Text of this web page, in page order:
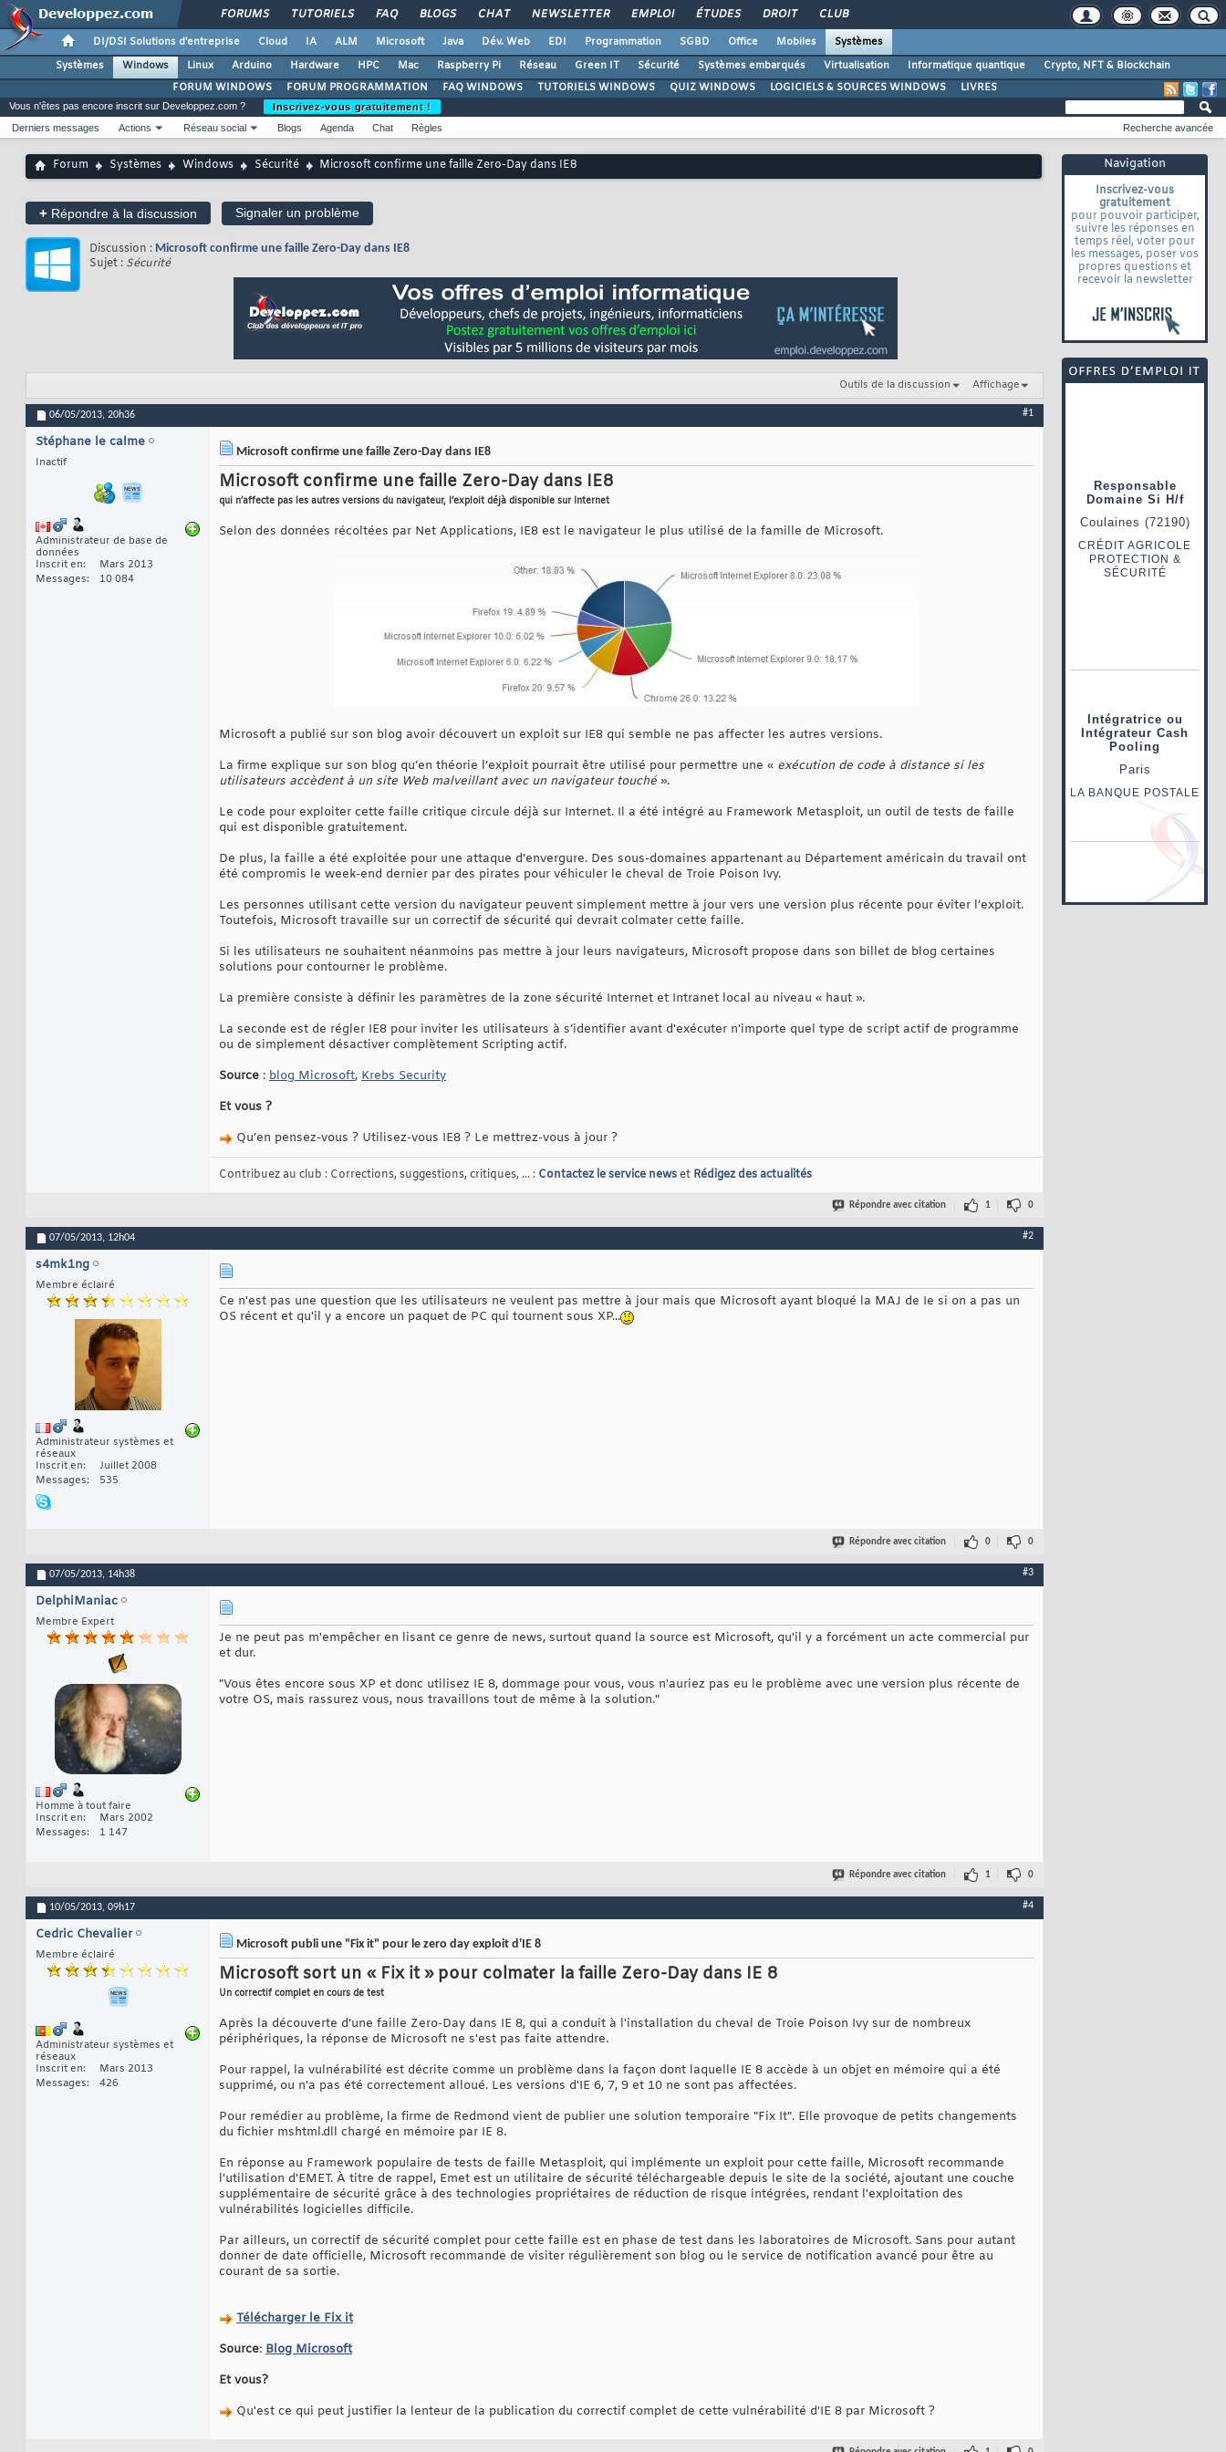
FORUMS TUTORIELS FAQ BLOGS CHAT NEWSLETTER EMPLOI ÉTUDES DROIT CLUB
DI/DSI Solutions d'entreprise Cloud IA ALM Microsoft Java Dév. Web EDI Programmation SGBD Office Mobiles
Systèmes
Systèmes
Windows Linux Arduino Hardware HPC Mac Raspberry Pi Réseau Green IT Sécurité Systèmes embarqués Virtualisation Informatique quantique
Crypto, NFT & Blockchain
FORUM WINDOWS
FORUM PROGRAMMATION FAQ WINDOWS TUTORIELS WINDOWS QUIZ WINDOWS LOGICIELS & SOURCES WINDOWS LIVRES
Navigation
Inscrivez-vous
gratuitement
pour pouvoir participer,
suivre les réponses en
temps réel, voter pour
les messages, poser vos
propres questions et
recevoir la newsletter
Vous n'êtes pas encore inscrit sur Developpez.com ?
Inscrivez-vous gratuitement !
Derniers messages
Actions Réseau social Blogs Agenda Chat Règles Recherche avancée
Forum Systèmes Windows Sécurité Microsoft confirme une faille Zero-Day dans IE8
+ Répondre à la discussion Signaler un problème
Discussion : Microsoft confirme une faille Zero-Day dans IE8
Sujet : Sécurité
Outils de la discussion Affichage
06/05/2013, 20h36 #1
Stéphane le calme
Inactif
Administrateur de base de
données
Inscrit en
Mars 2013
Messages
10 084
Microsoft confirme une faille Zero-Day dans IE8
Microsoft confirme une faille Zero-Day dans IE8
qui n’affecte pas les autres versions du navigateur, l’exploit déjà disponible sur Internet
Selon des données récoltées par Net Applications, IE8 est le navigateur le plus utilisé de la famille de Microsoft.
Microsoft a publié sur son blog avoir découvert un exploit sur IE8 qui semble ne pas affecter les autres versions.
La firme explique sur son blog qu’en théorie l’exploit pourrait être utilisé pour permettre une « exécution de code à distance si les
utilisateurs accèdent à un site Web malveillant avec un navigateur touché».
Le code pour exploiter cette faille critique circule déjà sur Internet. Il a été intégré au Framework Metasploit, un outil de tests de faille
qui est disponible gratuitement.
De plus, la faille a été exploitée pour une attaque d’envergure. Des sous-domaines appartenant au Département américain du travail ont
été compromis le week-end dernier par des pirates pour véhiculer le cheval de Troie Poison Ivy.
Les personnes utilisant cette version du navigateur peuvent simplement mettre à jour vers une version plus récente pour éviter l’exploit.
Toutefois, Microsoft travaille sur un correctif de sécurité qui devrait colmater cette faille.
Si les utilisateurs ne souhaitent néanmoins pas mettre à jour leurs navigateurs, Microsoft propose dans son billet de blog certaines
solutions pour contourner le problème.
La première consiste à définir les paramètres de la zone sécurité Internet et Intranet local au niveau « haut ».
La seconde est de régler IE8 pour inviter les utilisateurs à s’identifier avant d'exécuter n'importe quel type de script actif de programme
ou de simplement désactiver complètement Scripting actif.
Source : blog Microsoft, Krebs Security
Et vous ?
Qu’en pensez-vous ? Utilisez-vous IE8 ? Le mettrez-vous à jour ?
Contribuez au club : Corrections, suggestions, critiques, ... : Contactez le service newset Rédigez des actualités
Répondre avec citation 1 0
07/05/2013, 12h04 #2
s4mk1ng
Membre éclairé
Administrateur systèmes et
réseaux
Inscrit en
Juillet 2008
Messages
535
Ce n'est pas une question que les utilisateurs ne veulent pas mettre à jour mais que Microsoft ayant bloqué la MAJ de Ie si on a pas un
OS récent et qu'il y a encore un paquet de PC qui tournent sous XP...
Répondre avec citation 0 0
07/05/2013, 14h38 #3
DelphiManiac
Membre Expert
Homme à tout faire
Inscrit en
Mars 2002
Messages
1 147
Je ne peut pas m'empêcher en lisant ce genre de news, surtout quand la source est Microsoft, qu'il y a forcément un acte commercial pur
et dur.
"Vous êtes encore sous XP et donc utilisez IE 8, dommage pour vous, vous n'auriez pas eu le problème avec une version plus récente de
votre OS, mais rassurez vous, nous travaillons tout de même à la solution."
Répondre avec citation 1 0
10/05/2013, 09h17 #4
Cedric Chevalier
Membre éclairé
Administrateur systèmes et
réseaux
Inscrit en
Mars 2013
Messages
426
Microsoft publi une "Fix it" pour le zero day exploit d'IE 8
Microsoft sort un « Fix it » pour colmater la faille Zero-Day dans IE 8
Un correctif complet en cours de test
Après la découverte d’une faille Zero-Day dans IE 8, qui a conduit à l'installation du cheval de Troie Poison Ivy sur de nombreux
périphériques, la réponse de Microsoft ne s'est pas faite attendre.
Pour rappel, la vulnérabilité est décrite comme un problème dans la façon dont laquelle IE 8 accède à un objet en mémoire qui a été
supprimé, ou n'a pas été correctement alloué. Les versions d'IE 6, 7, 9 et 10 ne sont pas affectées.
Pour remédier au problème, la firme de Redmond vient de publier une solution temporaire "Fix It". Elle provoque de petits changements
du fichier mshtml.dll chargé en mémoire par IE 8.
En réponse au Framework populaire de tests de faille Metasploit, qui implémente un exploit pour cette faille, Microsoft recommande
l'utilisation d'EMET. À titre de rappel, Emet est un utilitaire de sécurité téléchargeable depuis le site de la société, ajoutant une couche
supplémentaire de sécurité grâce à des technologies propriétaires de réduction de risque intégrées, rendant l'exploitation des
vulnérabilités logicielles difficile.
Par ailleurs, un correctif de sécurité complet pour cette faille est en phase de test dans les laboratoires de Microsoft. Sans pour autant
donner de date officielle, Microsoft recommande de visiter régulièrement son blog ou le service de notification avancé pour être au
courant de sa sortie.
Télécharger le Fix it
Source: Blog Microsoft
Et vous?
Qu'est ce qui peut justifier la lenteur de la publication du correctif complet de cette vulnérabilité d'IE 8 par Microsoft ?